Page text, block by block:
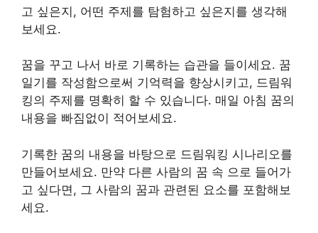
고 싶은지, 어떤 주제를 탐험하고 싶은지를 생각해
보세요.
꿈을 꾸고 나서 바로 기록하는 습관을 들이세요. 꿈
일기를 작성함으로써 기억력을 향상시키고, 드림워
킹의 주제를 명확히 할 수 있습니다. 매일 아침 꿈의
내용을 빠짐없이 적어보세요.
기록한 꿈의 내용을 바탕으로 드림워킹 시나리오를
만들어보세요. 만약 다른 사람의 꿈 속 으로 들어가
고 싶다면, 그 사람의 꿈과 관련된 요소를 포함해보
세요.